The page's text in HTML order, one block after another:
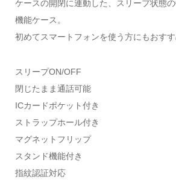
ケースの開閉に連動した、スリープ状態
機能ケース。
初めてスマートフォンを使う方にもおすす
スリープON/OFF
閉じたまま通話可能
ICカードポケット付き
ストラップホール付き
マグネットフリップ
スタンド機能付き
指紋認証対応